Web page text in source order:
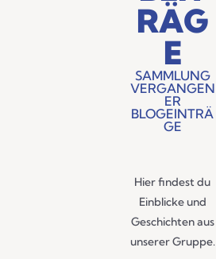
RÄG
E
SAMMLUNG
VERGANGEN
ER
BLOGEINTRÄ
GE
Hier findest du
Einblicke und
Geschichten aus
unserer Gruppe.